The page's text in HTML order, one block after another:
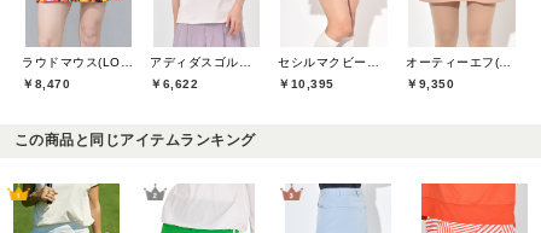
￥8,470
￥6,622
￥10,395
￥9,350
この商品と同じアイテムランキング